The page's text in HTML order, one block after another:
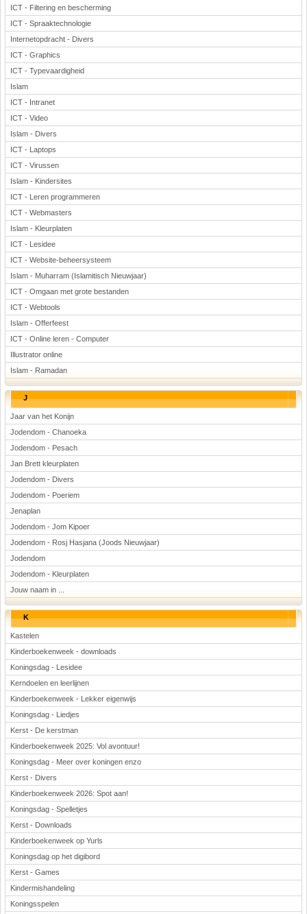
ICT - Filtering en bescherming
ICT - Spraaktechnologie
Internetopdracht - Divers
ICT - Graphics
ICT - Typevaardigheid
Islam
ICT - Intranet
ICT - Video
Islam - Divers
ICT - Laptops
ICT - Virussen
Islam - Kindersites
ICT - Leren programmeren
ICT - Webmasters
Islam - Kleurplaten
ICT - Lesidee
ICT - Website-beheersysteem
Islam - Muharram (Islamitisch Nieuwjaar)
ICT - Omgaan met grote bestanden
ICT - Webtools
Islam - Offerfeest
ICT - Online leren - Computer
Illustrator online
Islam - Ramadan
J
Jaar van het Konijn
Jodendom - Chanoeka
Jodendom - Pesach
Jan Brett kleurplaten
Jodendom - Divers
Jodendom - Poeriem
Jenaplan
Jodendom - Jom Kipoer
Jodendom - Rosj Hasjana (Joods Nieuwjaar)
Jodendom
Jodendom - Kleurplaten
Jouw naam in ...
K
Kastelen
Kinderboekenweek - downloads
Koningsdag - Lesidee
Kerndoelen en leerlijnen
Kinderboekenweek - Lekker eigenwijs
Koningsdag - Liedjes
Kerst - De kerstman
Kinderboekenweek 2025: Vol avontuur!
Koningsdag - Meer over koningen enzo
Kerst - Divers
Kinderboekenweek 2026: Spot aan!
Koningsdag - Spelletjes
Kerst - Downloads
Kinderboekenweek op Yurls
Koningsdag op het digibord
Kerst - Games
Kindermishandeling
Koningsspelen